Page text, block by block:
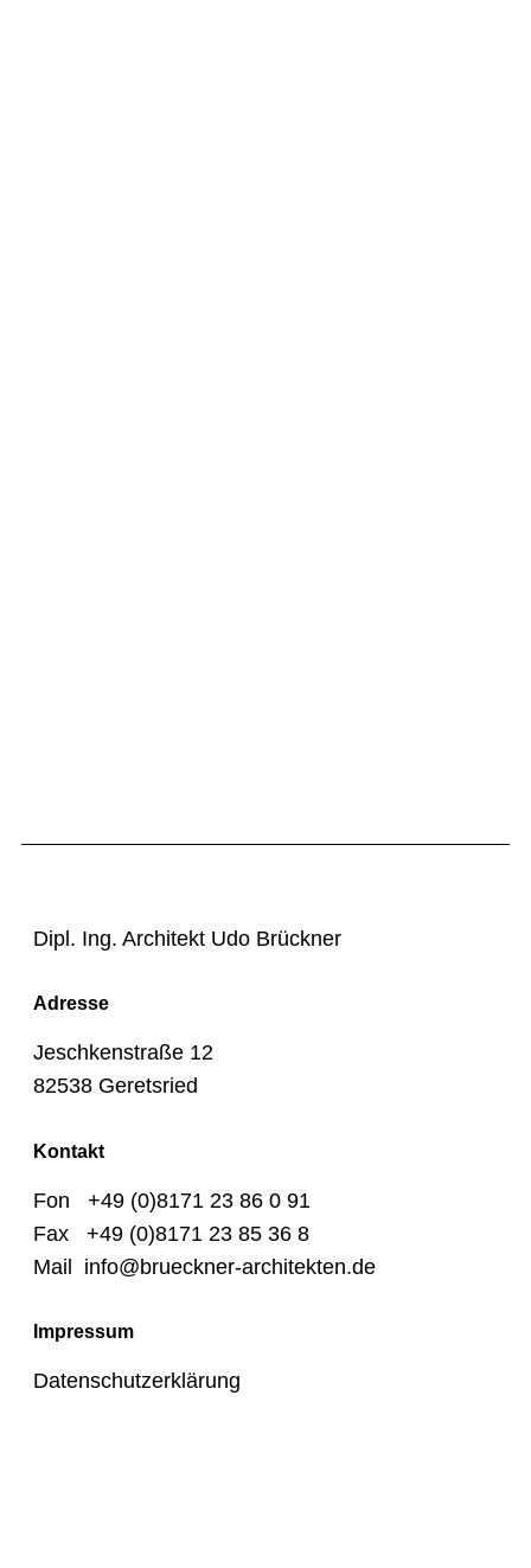
Dipl. Ing. Architekt Udo Brückner
Adresse
Jeschkenstraße 12
82538 Geretsried
Kontakt
Fon +49 (0)8171 23 86 0 91
Fax +49 (0)8171 23 85 36 8
Mail info@brueckner-architekten.de
Impressum
Datenschutzerklärung